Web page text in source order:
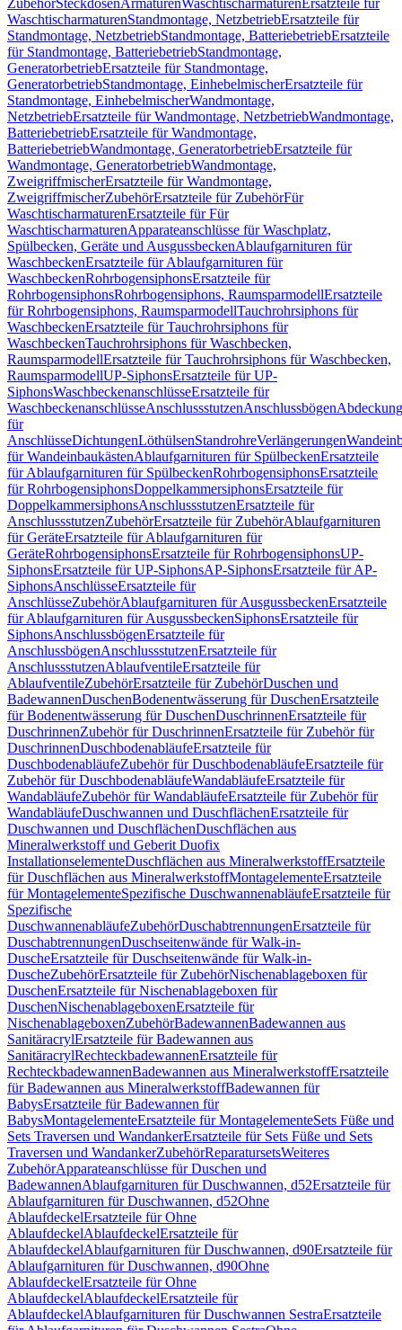
ZubehörSteckdosenArmaturenWaschtischarmaturen Ersatzteile für
WaschtischarmaturenStandmontage, NetzbetriebErsatzteile für
Standmontage, NetzbetriebStandmontage, BatteriebetriebErsatzteile
für Standmontage, BatteriebetriebStandmontage,
GeneratorbetriebErsatzteile für Standmontage,
GeneratorbetriebStandmontage, EinhebelmischerErsatzteile für
Standmontage, EinhebelmischerWandmontage,
NetzbetriebErsatzteile für Wandmontage, NetzbetriebWandmontage,
BatteriebetriebErsatzteile für Wandmontage,
BatteriebetriebWandmontage, GeneratorbetriebErsatzteile für
Wandmontage, GeneratorbetriebWandmontage,
ZweigriffmischerErsatzteile für Wandmontage,
ZweigriffmischerZubehörErsatzteile für ZubehörFür
WaschtischarmaturenErsatzteile für Für
WaschtischarmaturenApparateanschlüsse für Waschplatz,
Spülbecken, Geräte und AusgussbeckenAblaufgarnituren für
WaschbeckenErsatzteile für Ablaufgarnituren für
WaschbeckenRohrbogensiphonsErsatzteile für
RohrbogensiphonsRohrbogensiphons, RaumsparmodellErsatzteile
für Rohrbogensiphons, RaumsparmodellTauchrohrsiphons für
WaschbeckenErsatzteile für Tauchrohrsiphons für
WaschbeckenTauchrohrsiphons für Waschbecken,
RaumsparmodellErsatzteile für Tauchrohrsiphons für Waschbecken,
RaumsparmodellUP-SiphonsErsatzteile für UP-
SiphonsWaschbeckenanschlüsseErsatzteile für
WaschbeckenanschlüsseAnschlussstutzenAnschlussbögen
für
AnschlüsseDichtungenLöthülsenStandrohreVerlängerungen
für WandeinbaukästenAblaufgarnituren für SpülbeckenErsatzteile
für Ablaufgarnituren für SpülbeckenRohrbogensiphonsErsatzteile
für RohrbogensiphonsDoppelkammersiphonsErsatzteile für
DoppelkammersiphonsAnschlussstutzenErsatzteile für
AnschlussstutzenZubehörErsatzteile für ZubehörAblaufgarnituren
für GeräteErsatzteile für Ablaufgarnituren für
GeräteRohrbogensiphonsErsatzteile für RohrbogensiphonsUP-
SiphonsErsatzteile für UP-SiphonsAP-SiphonsErsatzteile für AP-
SiphonsAnschlüsseErsatzteile für
AnschlüsseZubehörAblaufgarnituren für AusgussbeckenErsatzteile
für Ablaufgarnituren für AusgussbeckenSiphonsErsatzteile für
SiphonsAnschlussbögenErsatzteile für
AnschlussbögenAnschlussstutzenErsatzteile für
AnschlussstutzenAblaufventileErsatzteile für
AblaufventileZubehörErsatzteile für ZubehörDuschen und
BadewannenDuschenBodenentwässerung für DuschenErsatzteile
für Bodenentwässerung für DuschenDuschrinnenErsatzteile für
DuschrinnenZubehör für DuschrinnenErsatzteile für Zubehör für
DuschrinnenDuschbodenabläufeErsatzteile für
DuschbodenabläufeZubehör für DuschbodenabläufeErsatzteile für
Zubehör für DuschbodenabläufeWandabläufeErsatzteile für
WandabläufeZubehör für WandabläufeErsatzteile für Zubehör für
WandabläufeDuschwannen und DuschflächenErsatzteile für
Duschwannen und DuschflächenDuschflächen aus
Mineralwerkstoff und Geberit Duofix
InstallationselementeDuschflächen aus MineralwerkstoffErsatzteile
für Duschflächen aus MineralwerkstoffMontagelementeErsatzteile
für MontagelementeSpezifische DuschwannenabläufeErsatzteile für
Spezifische
DuschwannenabläufeZubehörDuschabtrennungenErsatzteile für
DuschabtrennungenDuschseitenwände für Walk-in-
DuscheErsatzteile für Duschseitenwände für Walk-in-
DuscheZubehörErsatzteile für ZubehörNischenablageboxen für
DuschenErsatzteile für Nischenablageboxen für
DuschenNischenablageboxenErsatzteile für
NischenablageboxenZubehörBadewannenBadewannen aus
SanitäracrylErsatzteile für Badewannen aus
SanitäracrylRechteckbadewannenErsatzteile für
RechteckbadewannenBadewannen aus MineralwerkstoffErsatzteile
für Badewannen aus MineralwerkstoffBadewannen für
BabysErsatzteile für Badewannen für
BabysMontagelementeErsatzteile für MontagelementeSets Füße und
Sets Traversen und WandankerErsatzteile für Sets Füße und Sets
Traversen und WandankerZubehörReparatursetsWeiteres
ZubehörApparateanschlüsse für Duschen und
BadewannenAblaufgarnituren für Duschwannen, d52Ersatzteile für
Ablaufgarnituren für Duschwannen, d52Ohne
AblaufdeckelErsatzteile für Ohne
AblaufdeckelAblaufdeckelErsatzteile für
AblaufdeckelAblaufgarnituren für Duschwannen, d90Ersatzteile für
Ablaufgarnituren für Duschwannen, d90Ohne
AblaufdeckelErsatzteile für Ohne
AblaufdeckelAblaufdeckelErsatzteile für
AblaufdeckelAblaufgarnituren für Duschwannen SestraErsatzteile